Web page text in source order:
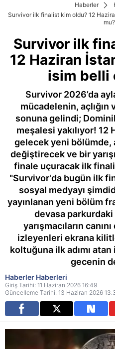
Haberler
Survivor ilk finalist kim oldu? 12
mu?
Survivor ilk
12 Haziran
isim belli
Survivor 2026’da
mücadelenin,
sonuna gelindi;
meşalesi yakılıyor! 12
gelecek yeni bölümde,
değiştirecek ve bir
finale uçuracak ilk
"Survivor'da bugün ilk
sosyal medyayı
yayınlanan yeni bölüm
devasa parkurdaki
yarışmacıların
izleyenleri ekrana
koltuğuna ilk adımı
gecenin
Haberler Haberleri
Giriş Tarihi: 11 Haziran 2026 16:49
Güncelleme Tarihi: 13 Haziran 2026